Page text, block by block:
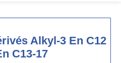
Alkyl-3 En C12
C13-17